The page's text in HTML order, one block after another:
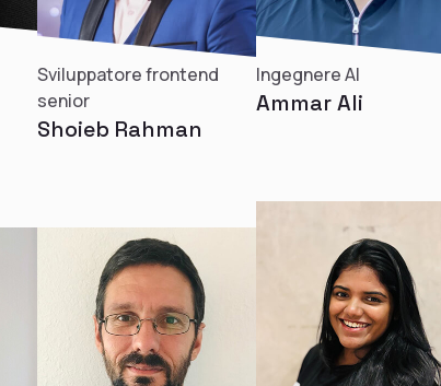
Sviluppatore frontend
senior
Shoieb Rahman
Ingegnere AI
Ammar Ali